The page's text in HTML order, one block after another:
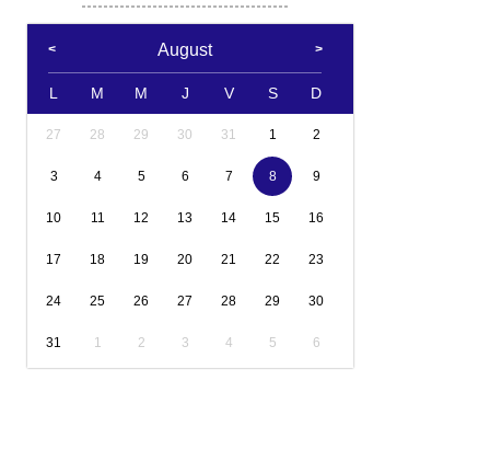
August
L M M J V S D
27 28 29 30 31 1 2
3 4 5 6 7 8 9
10 11 12 13 14 15 16
17 18 19 20 21 22 23
24 25 26 27 28 29 30
31 1 2 3 4 5 6